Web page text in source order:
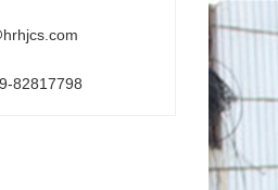
82817798